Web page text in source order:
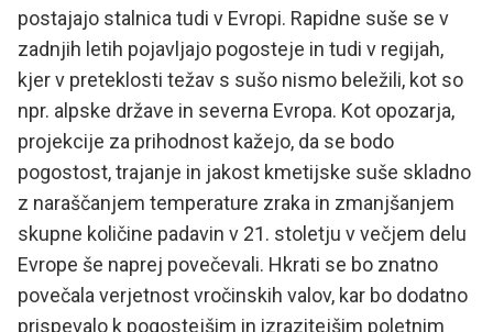
postajajo stalnica tudi v Evropi. Rapidne suše se v
zadnjih letih pojavljajo pogosteje in tudi v regijah,
kjer v preteklosti težav s sušo nismo beležili, kot so
npr. alpske države in severna Evropa. Kot opozarja,
projekcije za prihodnost kažejo, da se bodo
pogostost, trajanje in jakost kmetijske suše skladno
z naraščanjem temperature zraka in zmanjšanjem
skupne količine padavin v 21. stoletju v večjem delu
Evrope še naprej povečevali. Hkrati se bo znatno
povečala verjetnost vročinskih valov, kar bo dodatno
prispevalo k pogostejšim in izrazitejšim poletnim